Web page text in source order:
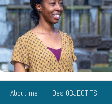
About me Des OBJECTIFS